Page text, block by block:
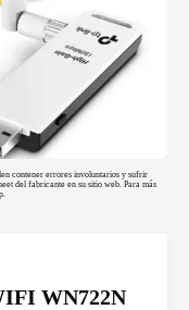
contener errores involuntarios y sufrir
del fabricante en su sitio web. Para más
WN722N